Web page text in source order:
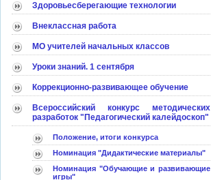
Здоровьесберегающие технологии
Внеклассная работа
МО учителей начальных классов
Уроки знаний. 1 сентября
Коррекционно-развивающее обучение
Всероссийский конкурс методических
разработок "Педагогический калейдоскоп"
Положение, итоги конкурса
Номинация "Дидактические материалы"
Номинация "Обучающие и развивающие
игры"